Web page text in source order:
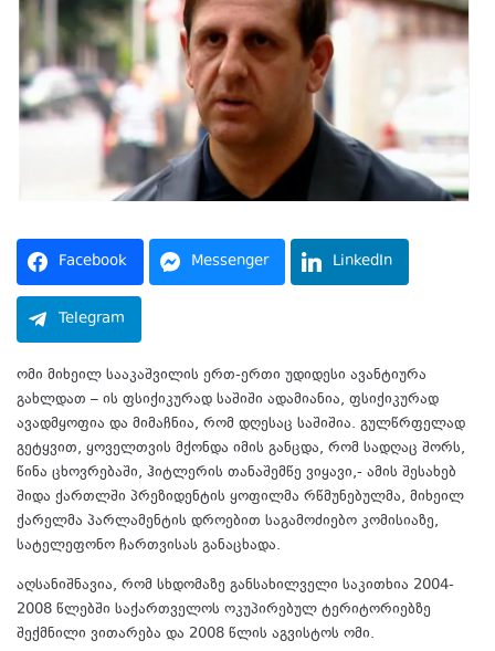
Facebook Messenger LinkedIn
Telegram
ომი მიხეილ სააკაშვილის ერთ-ერთი უდიდესი ავანტიურა
გახლდათ – ის ფსიქიკურად საშიში ადამიანია, ფსიქიკურად
ავადმყოფია და მიმაჩნია, რომ დღესაც საშიშია. გულწრფელად
გეტყვით, ყოველთვის მქონდა იმის განცდა, რომ სადღაც შორს,
წინა ცხოვრებაში, ჰიტლერის თანაშემწე ვიყავი,- ამის შესახებ
შიდა ქართლში პრეზიდენტის ყოფილმა რწმუნებულმა, მიხეილ
ქარელმა პარლამენტის დროებით საგამოძიებო კომისიაზე,
სატელეფონო ჩართვისას განაცხადა.
აღსანიშნავია, რომ სხდომაზე განსახილველი საკითხია 2004-
2008 წლებში საქართველოს ოკუპირებულ ტერიტორიებზე
შექმნილი ვითარება და 2008 წლის აგვისტოს ომი.